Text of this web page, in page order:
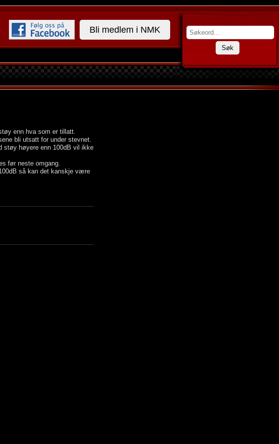
Bli medlem i NMK
Søk
enn hva som er tillatt.
bli utsatt for under stevnet.
støy høyere enn 100dB vil ikke
før neste omgang.
så kan det kanskje være